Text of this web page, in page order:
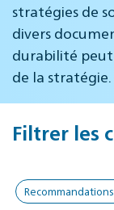
stratégies de
divers
durabilité
de la stratégie.
Filtrer les